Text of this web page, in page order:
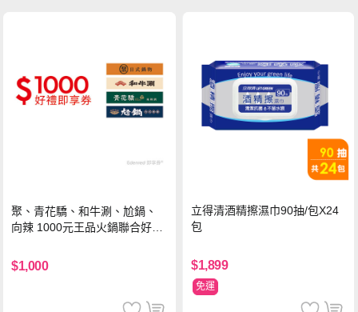
聚、青花驕、和牛涮、尬鍋、
向辣 1000元王品火鍋聯合好禮
$1,000
立得清酒精擦濕巾90抽/包X24
包
$1,899
免運